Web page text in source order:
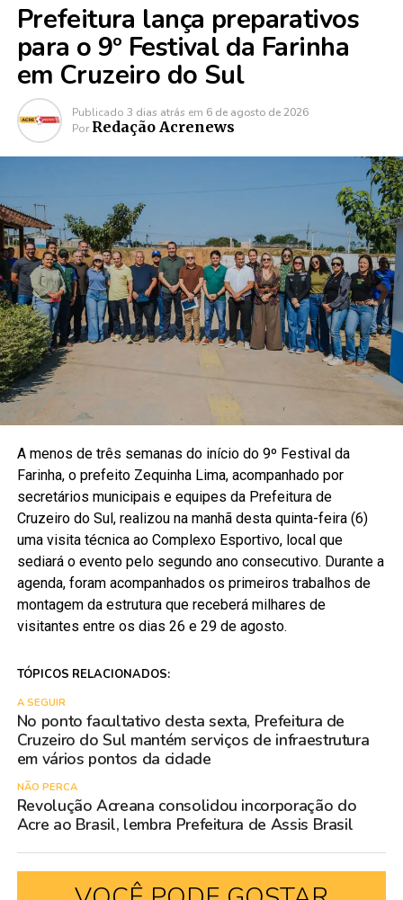
Prefeitura lança preparativos
para o 9º Festival da Farinha
em Cruzeiro do Sul
Publicado 3 dias atrás em 6 de agosto de 2026
Por Redação Acrenews
A menos de três semanas do início do 9º Festival da
Farinha, o prefeito Zequinha Lima, acompanhado por
secretários municipais e equipes da Prefeitura de
Cruzeiro do Sul, realizou na manhã desta quinta-feira (6)
uma visita técnica ao Complexo Esportivo, local que
sediará o evento pelo segundo ano consecutivo. Durante a
agenda, foram acompanhados os primeiros trabalhos de
montagem da estrutura que receberá milhares de
visitantes entre os dias 26 e 29 de agosto.
TÓPICOS RELACIONADOS:
A SEGUIR
No ponto facultativo desta sexta, Prefeitura de
Cruzeiro do Sul mantém serviços de infraestrutura
em vários pontos da cidade
NÃO PERCA
Revolução Acreana consolidou incorporação do
Acre ao Brasil, lembra Prefeitura de Assis Brasil